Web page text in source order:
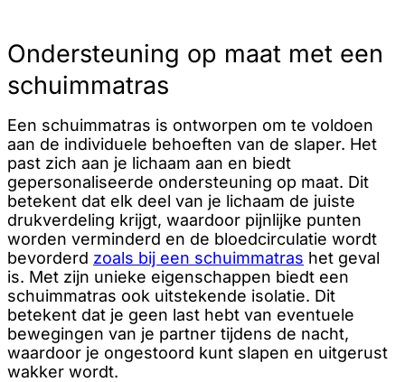
Ondersteuning op maat met een
schuimmatras
Een schuimmatras is ontworpen om te voldoen
aan de individuele behoeften van de slaper. Het
past zich aan je lichaam aan en biedt
gepersonaliseerde ondersteuning op maat. Dit
betekent dat elk deel van je lichaam de juiste
drukverdeling krijgt, waardoor pijnlijke punten
worden verminderd en de bloedcirculatie wordt
bevorderd zoals bij een schuimmatras het geval
is. Met zijn unieke eigenschappen biedt een
schuimmatras ook uitstekende isolatie. Dit
betekent dat je geen last hebt van eventuele
bewegingen van je partner tijdens de nacht,
waardoor je ongestoord kunt slapen en uitgerust
wakker wordt.